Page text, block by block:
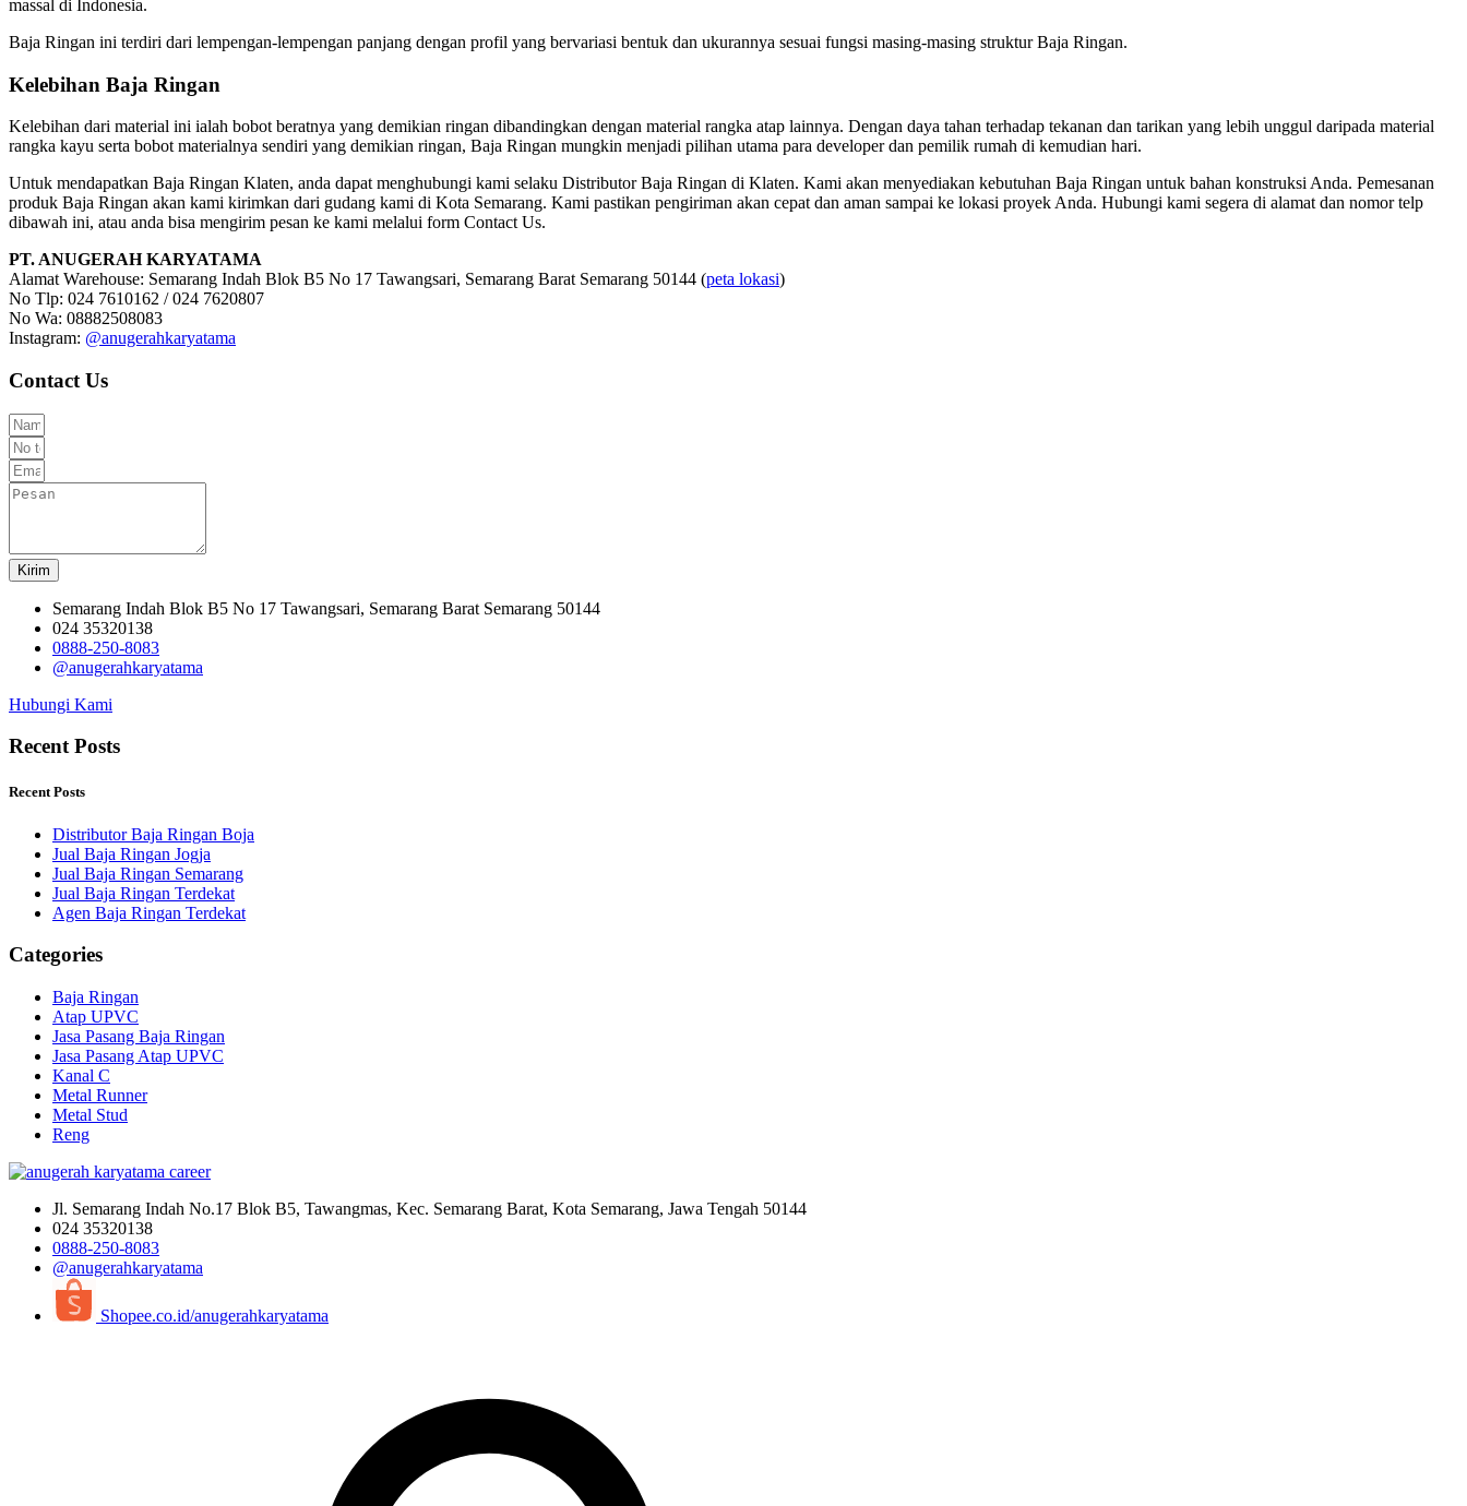
massal di Indonesia.
Baja Ringan ini terdiri dari lempengan-lempengan panjang dengan profil yang bervariasi bentuk dan ukurannya sesuai fungsi masing-masing struktur Baja Ringan.
Kelebihan Baja Ringan
Kelebihan dari material ini ialah bobot beratnya yang demikian ringan dibandingkan dengan material rangka atap lainnya. Dengan daya tahan terhadap tekanan dan tarikan yang lebih unggul daripada material
rangka kayu serta bobot materialnya sendiri yang demikian ringan, Baja Ringan mungkin menjadi pilihan utama para developer dan pemilik rumah di kemudian hari.
Untuk mendapatkan Baja Ringan Klaten, anda dapat menghubungi kami selaku Distributor Baja Ringan di Klaten. Kami akan menyediakan kebutuhan Baja Ringan untuk bahan konstruksi Anda. Pemesanan
produk Baja Ringan akan kami kirimkan dari gudang kami di Kota Semarang. Kami pastikan pengiriman akan cepat dan aman sampai ke lokasi proyek Anda. Hubungi kami segera di alamat dan nomor telp
dibawah ini, atau anda bisa mengirim pesan ke kami melalui form Contact Us.
PT. ANUGERAH KARYATAMA
Alamat Warehouse: Semarang Indah Blok B5 No 17 Tawangsari, Semarang Barat Semarang 50144 (peta lokasi)
No Tlp: 024 7610162 / 024 7620807
No Wa: 08882508083
Instagram: @anugerahkaryatama
Contact Us
Kirim
Semarang Indah Blok B5 No 17 Tawangsari, Semarang Barat Semarang 50144
024 35320138
0888-250-8083
@anugerahkaryatama
Hubungi Kami
Recent Posts
Recent Posts
Distributor Baja Ringan Boja
Jual Baja Ringan Jogja
Jual Baja Ringan Semarang
Jual Baja Ringan Terdekat
Agen Baja Ringan Terdekat
Categories
Baja Ringan
Atap UPVC
Jasa Pasang Baja Ringan
Jasa Pasang Atap UPVC
Kanal C
Metal Runner
Metal Stud
Reng
Jl. Semarang Indah No.17 Blok B5, Tawangmas, Kec. Semarang Barat, Kota Semarang, Jawa Tengah 50144
024 35320138
0888-250-8083
@anugerahkaryatama
Shopee.co.id/anugerahkaryatama